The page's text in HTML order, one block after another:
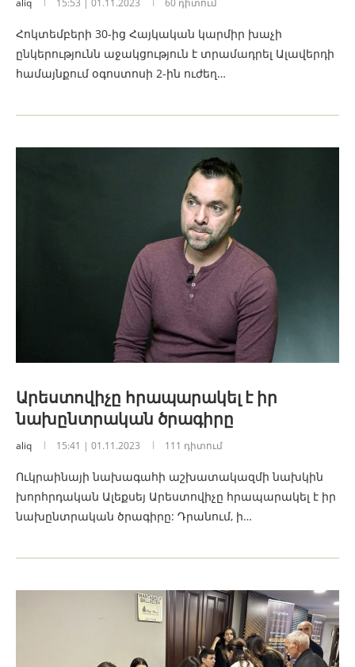
aliq 15:53 | 01.11.2023 60 դիտում
Հոկտեմբերի 30-ից Հայկական կարմիր խաչի
ընկերությունն աջակցություն է տրամադրել Ալավերդի
համայնքում օգոստոսի 2-ին ուժեղ…
Արեստովիչը հրապարակել է իր
նախընտրական ծրագիրը
aliq 15:41 | 01.11.2023 111 դիտում
Ուկրաինայի նախագահի աշխատակազմի նախկին
խորհրդական Ալեքսեյ Արեստովիչը հրապարակել է իր
նախընտրական ծրագիրը: Դրանում, ի…